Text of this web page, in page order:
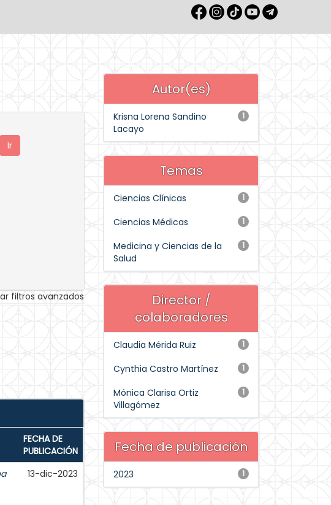
filtros avanzados
FECHA DE
PUBLICACIÓN
13-dic-2023
Autor(es)
1
Krisna Lorena Sandino
Lacayo
Temas
1
Ciencias Clínicas
1
Ciencias Médicas
1
Medicina y Ciencias de la
Salud
Director /
colaboradores
1
Claudia Mérida Ruiz
1
Cynthia Castro Martínez
1
Mónica Clarisa Ortiz
Villagómez
Fecha de publicación
1
2023